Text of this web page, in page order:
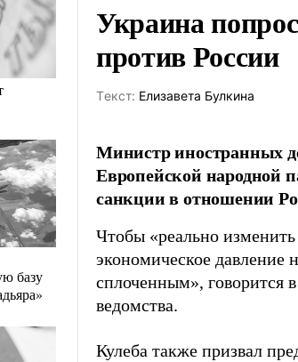
базу
Украина
против России
Tекст: Елизавета Булкина
Министр иностранных
Европейской народной
санкции в отношении
Чтобы «реально
экономическое давление
сплоченным», говорится
ведомства.
Кулеба также призвал